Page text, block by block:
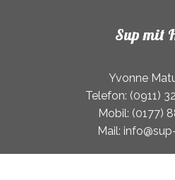
Sup mit
Yvonne
Telefon: (0911)
Mobil: (0177)
Mail: